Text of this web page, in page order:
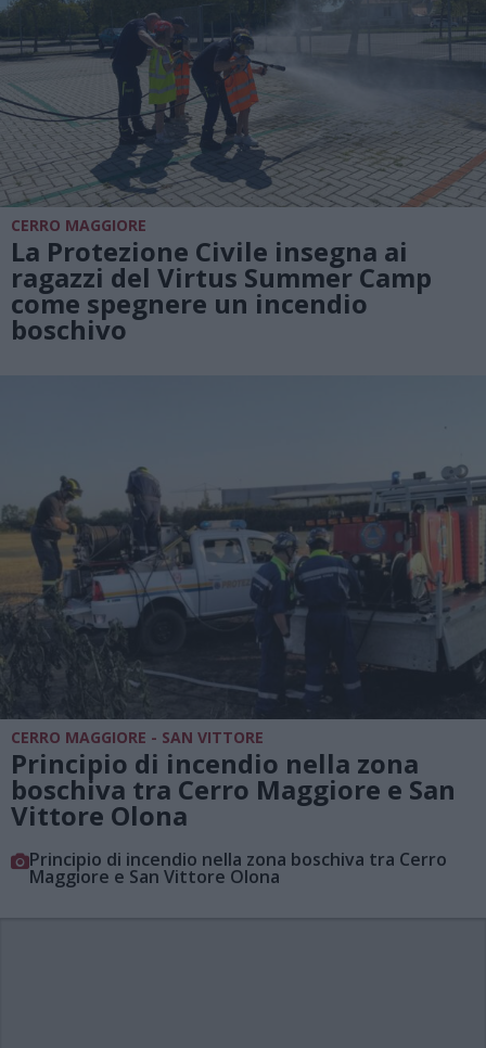
CERRO MAGGIORE
La Protezione Civile insegna ai
ragazzi del Virtus Summer Camp
come spegnere un incendio
boschivo
CERRO MAGGIORE - SAN VITTORE
Principio di incendio nella zona
boschiva tra Cerro Maggiore e San
Vittore Olona
Principio di incendio nella zona boschiva tra Cerro
Maggiore e San Vittore Olona